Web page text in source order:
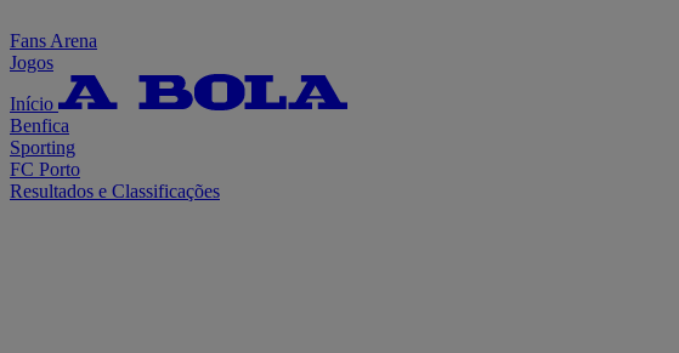
Fans Arena
Jogos
Início
Benfica
Sporting
FC Porto
Resultados e Classificações